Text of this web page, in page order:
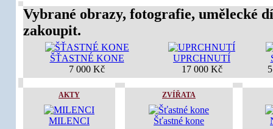
Vybrané obrazy, fotografie, umělecké
zakoupit.
ŠŤASTNÉ KONE
7 000 Kč
UPRCHNUTÍ
17 000 Kč
AKTY
MILENCI
ZVÍŘATA
Šťastné kone